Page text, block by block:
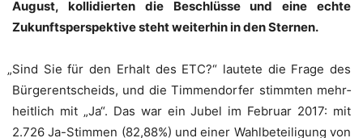
August, kol­li­dier­ten die Beschlüs­se und eine ech­te
Zukunfts­per­spek­ti­ve steht wei­ter­hin in den Sternen.
„Sind Sie für den Erhalt des ETC?“ lau­te­te die Fra­ge des
Bür­ger­ent­scheids, und die Tim­men­dor­fer stimm­ten mehr­
heit­lich mit „Ja“. Das war ein Jubel im Febru­ar 2017: mit
2.726 Ja-Stim­men (82,88%) und einer Wahl­be­tei­li­gung von